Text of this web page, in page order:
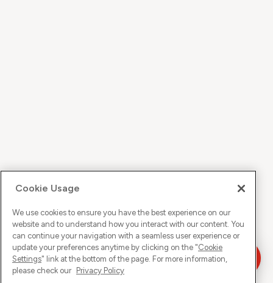
Cookie Usage
We use cookies to ensure you have the best experience on our
website and to understand how you interact with our content. You
can continue your navigation with a seamless user experience or
update your preferences anytime by clicking on the "Cookie
Settings" link at the bottom of the page. For more information,
please check our Privacy Policy